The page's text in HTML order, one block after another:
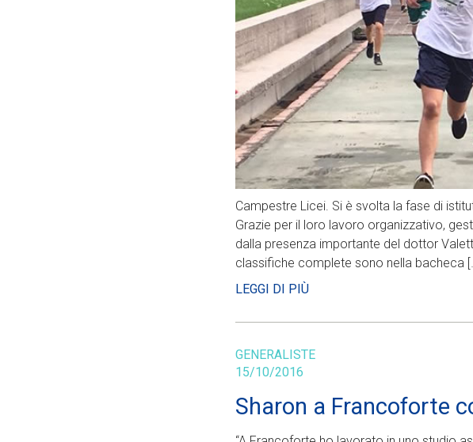
Campestre Licei. Si è svolta la fase di
Grazie per il loro lavoro organizzativo,
dalla presenza importante del dottor
classifiche complete sono nella bacheca
LEGGI DI PIÙ
GENERALISTE
15/10/2016
Sharon a Francoforte